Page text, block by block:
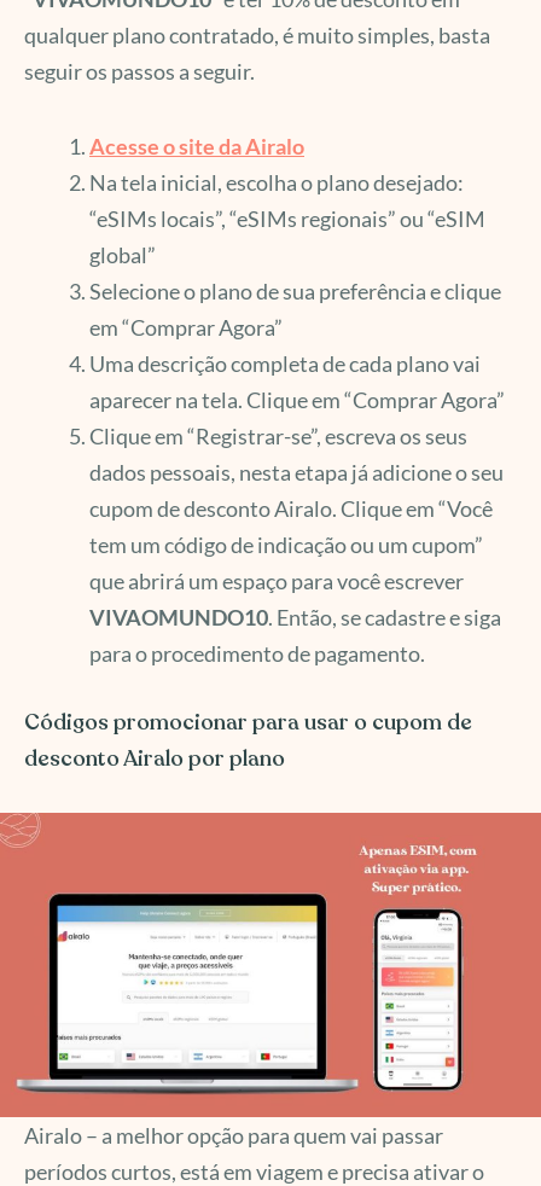
qualquer plano contratado, é muito simples, basta
seguir os passos a seguir.
Acesse o site da Airalo
Na tela inicial, escolha o plano desejado:
“eSIMs locais”, “eSIMs regionais” ou “eSIM
global”
Selecione o plano de sua preferência e clique
em “Comprar Agora”
Uma descrição completa de cada plano vai
aparecer na tela. Clique em “Comprar Agora”
Clique em “Registrar-se”, escreva os seus
dados pessoais, nesta etapa já adicione o seu
cupom de desconto Airalo. Clique em “Você
tem um código de indicação ou um cupom”
que abrirá um espaço para você escrever
VIVAOMUNDO10. Então, se cadastre e siga
para o procedimento de pagamento.
Códigos promocionar para usar o cupom de
desconto Airalo por plano
Airalo – a melhor opção para quem vai passar
períodos curtos, está em viagem e precisa ativar o